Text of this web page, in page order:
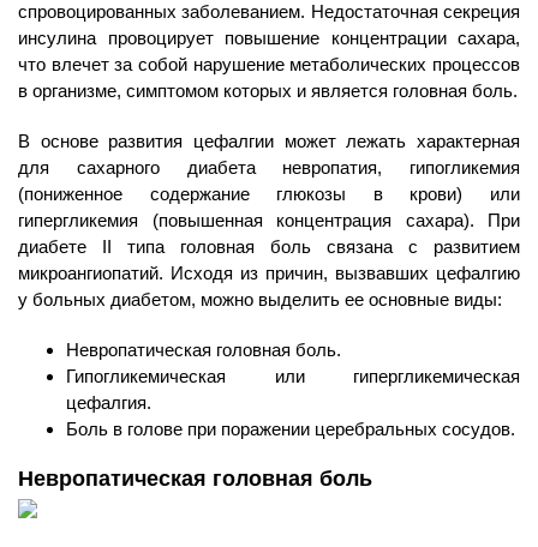
спровоцированных заболеванием. Недостаточная секреция
инсулина провоцирует повышение концентрации сахара,
что влечет за собой нарушение метаболических процессов
в организме, симптомом которых и является головная боль.
В основе развития цефалгии может лежать характерная
для сахарного диабета невропатия, гипогликемия
(пониженное содержание глюкозы в крови) или
гипергликемия (повышенная концентрация сахара). При
диабете II типа головная боль связана с развитием
микроангиопатий. Исходя из причин, вызвавших цефалгию
у больных диабетом, можно выделить ее основные виды:
Невропатическая головная боль.
Гипогликемическая или гипергликемическая
цефалгия.
Боль в голове при поражении церебральных сосудов.
Невропатическая головная боль